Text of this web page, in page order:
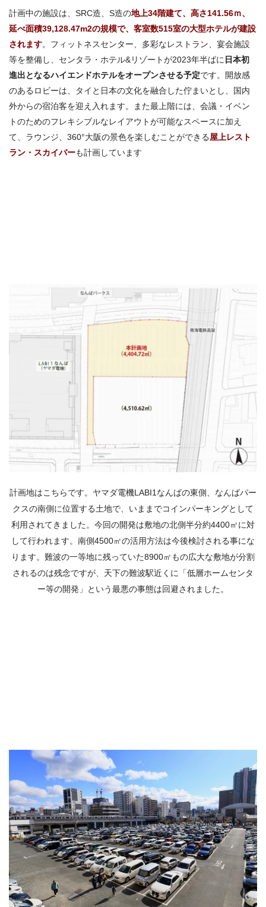
計画中の施設は、SRC造、S造の地上34階建て、高さ141.56ｍ、
延べ面積39,128.47m2の規模で、客室数515室の大型ホテルが建設
されます。フィットネスセンター、多彩なレストラン、宴会施設
等を整備し、センタラ・ホテル&リゾートが2023年半ばに 日本初
進出となるハイエンドホテルをオープンさせる予定です。開放感
のあるロビーは、タイと日本の文化を融合した佇まいとし、国内
外からの宿泊客を迎え入れます。また最上階には、会議・イベン
トのためのフレキシブルなレイアウトが可能なスペースに加え
て、ラウンジ、360°大阪の景色を楽しむことができる屋上レスト
ラン・スカイバーも計画しています
計画地はこちらです。ヤマダ電機LABI1なんばの東側、なんばパー
クスの南側に位置する土地で、いままでコインパーキングとして
利用されてきました。今回の開発は敷地の北側半分約4400㎡に対
して行われます。南側4500㎡の活用方法は今後検討される事にな
ります。難波の一等地に残っていた8900㎡もの広大な敷地が分割
されるのは残念ですが、天下の難波駅近くに「低層ホームセンタ
ー等の開発」という最悪の事態は回避されました。